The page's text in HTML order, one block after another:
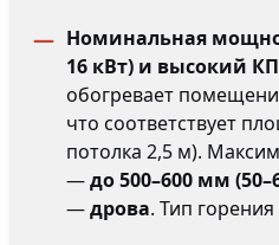
Номинальная
16 кВт) и высокий
обогревает
что соответствует
потолка 2,5 м).
—до 500–600 мм
—дрова. Тип